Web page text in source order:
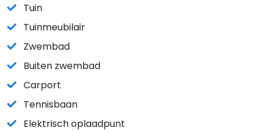
Tuin
Tuinmeubilair
Zwembad
Buiten zwembad
Carport
Tennisbaan
Elektrisch oplaadpunt